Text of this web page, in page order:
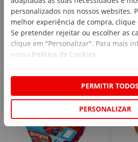
personalizados nos nossos websites.
melhor experiência de compra,
Se pretender rejeitar ou escolher as
clique em "Personalizar". Para mais
nossa Política de Cookies
PERMITIR TODOS
PERSONALIZAR
1,09€
2,73€/kg
PVPR
2
25%